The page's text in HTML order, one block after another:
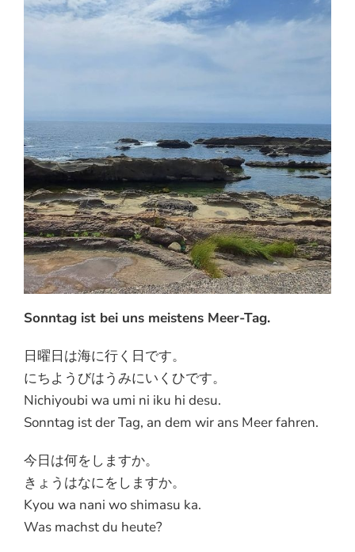
Sonntag ist bei uns meistens Meer-Tag.
日曜日は海に行く日です。
にちようびはうみにいくひです。
Nichiyoubi wa umi ni iku hi desu.
Sonntag ist der Tag, an dem wir ans Meer fahren.
今日は何をしますか。
きょうはなにをしますか。
Kyou wa nani wo shimasu ka.
Was machst du heute?